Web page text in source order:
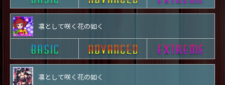
凛として咲く花の如く
凛として咲く花の如く